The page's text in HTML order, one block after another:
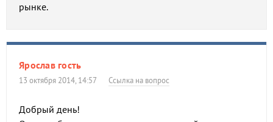
рынке.
Ярослав гость
13 октября 2014, 14:57 Ссылка на вопрос
Добрый день!